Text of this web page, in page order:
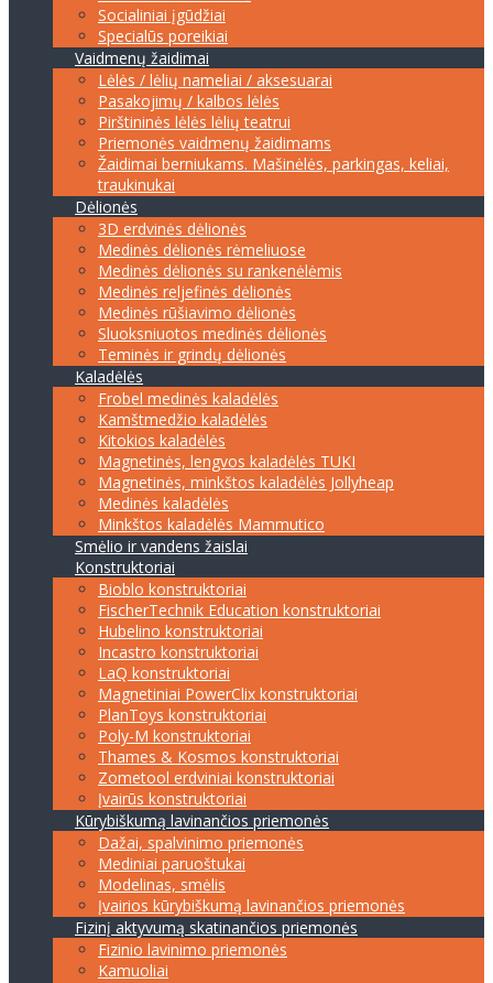
Socialiniai įgūdžiai
Specialūs poreikiai
Vaidmenų žaidimai
Lėlės / lėlių nameliai / aksesuarai
Pasakojimų / kalbos lėlės
Pirštininės lėlės lėlių teatrui
Priemonės vaidmenų žaidimams
Žaidimai berniukams. Mašinėlės, parkingas, keliai,
traukinukai
Dėlionės
3D erdvinės dėlionės
Medinės dėlionės rėmeliuose
Medinės dėlionės su rankenėlėmis
Medinės reljefinės dėlionės
Medinės rūšiavimo dėlionės
Sluoksniuotos medinės dėlionės
Teminės ir grindų dėlionės
Kaladėlės
Frobel medinės kaladėlės
Kamštmedžio kaladėlės
Kitokios kaladėlės
Magnetinės, lengvos kaladėlės TUKI
Magnetinės, minkštos kaladėlės Jollyheap
Medinės kaladėlės
Minkštos kaladėlės Mammutico
Smėlio ir vandens žaislai
Konstruktoriai
Bioblo konstruktoriai
FischerTechnik Education konstruktoriai
Hubelino konstruktoriai
Incastro konstruktoriai
LaQ konstruktoriai
Magnetiniai PowerClix konstruktoriai
PlanToys konstruktoriai
Poly-M konstruktoriai
Thames & Kosmos konstruktoriai
Zometool erdviniai konstruktoriai
Įvairūs konstruktoriai
Kūrybiškumą lavinančios priemonės
Dažai, spalvinimo priemonės
Mediniai paruoštukai
Modelinas, smėlis
Įvairios kūrybiškumą lavinančios priemonės
Fizinį aktyvumą skatinančios priemonės
Fizinio lavinimo priemonės
Kamuoliai